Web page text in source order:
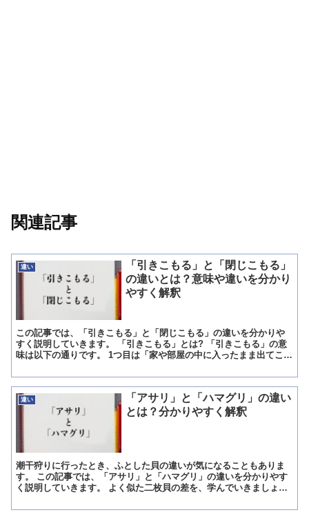
関連記事
違い
「引きこもる」と「閉じこもる」
の違いとは？意味や違いを分かり
やすく解釈
この記事では、「引きこもる」と「閉じこもる」の違いを分かりや
すく説明していきます。 「引きこもる」とは? 「引きこもる」の意
味は以下の通りです。 1つ目は「家や部屋の中に入ったまま出てこな
違い
「アサリ」と「ハマグリ」の違い
とは？分かりやすく解釈
潮干狩りに行ったとき、ふとした貝の違いが気になることもありま
す。 この記事では、「アサリ」と「ハマグリ」の違いを分かりやす
く説明していきます。 よく似た二枚貝の差を、学んでいきましょ